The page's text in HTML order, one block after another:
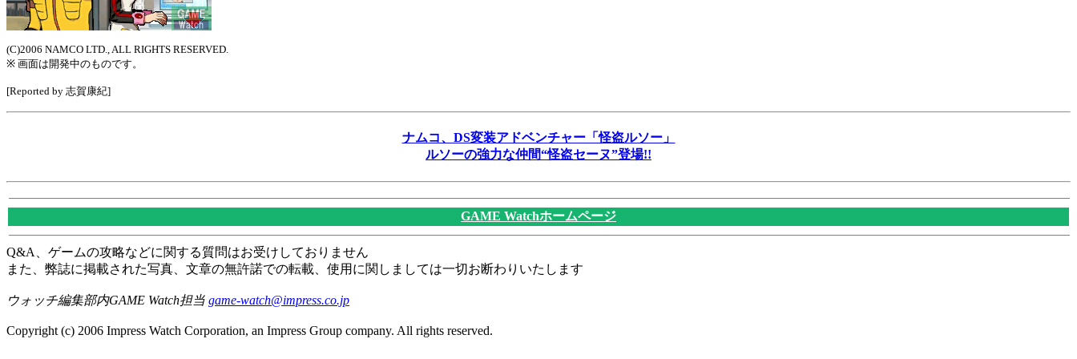
(C)2006 NAMCO LTD., ALL RIGHTS RESERVED.
※ 画面は開発中のものです。
[Reported by 志賀康紀]
ナムコ、DS変装アドベンチャー「怪盗ルソー」
ルソーの強力な仲間“怪盗セーヌ”登場!!
GAME Watchホームページ
Q&A、ゲームの攻略などに関する質問はお受けしておりません
また、弊誌に掲載された写真、文章の無許諾での転載、使用に関しましては一切お断わりいたします
ウォッチ編集部内GAME Watch担当 game-watch@impress.co.jp
Copyright (c) 2006 Impress Watch Corporation, an Impress Group company. All rights reserved.